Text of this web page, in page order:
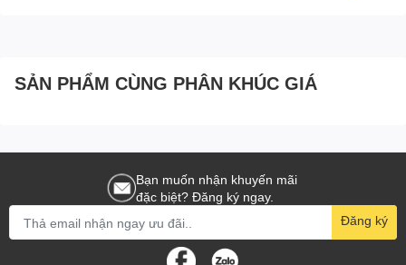
SẢN PHẨM CÙNG PHÂN KHÚC GIÁ
Bạn muốn nhận khuyến mãi
đặc biệt? Đăng ký ngay.
Đăng ký